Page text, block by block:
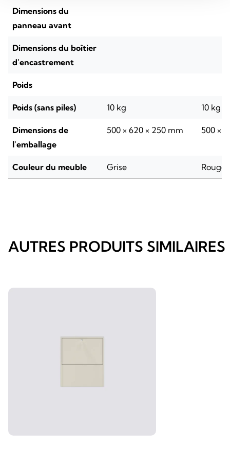
Dimensions du
panneau avant
Dimensions du boîtier
d'encastrement
Poids
Poids (sans piles) 10 kg 10 kg
Dimensions de
l'emballage
500 × 620 × 250 mm 500 ×
Couleur du meuble Grise Rouge
AUTRES PRODUITS SIMILAIRES